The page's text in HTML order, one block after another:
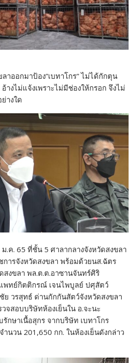
ออกมาป้อง”เบทาโกร” ไม่ได้กักตุน
างไม่แจ้งเพราะไม่มีช่องให้กรอก จึงไม่
างใด
ม.ค. 65 ที่ชั้น 5 ศาลากลางจังหวัดสงขลา
การจังหวัดสงขลา พร้อมด้วยนส.ฉัตร
งขลา พล.ต.ต.อาซานจันทร์ศิริ
พทย์กิตติกรณ์ เจนไพบูลย์ ปศุสัตว์
วรสุทธ์ ด่านกักกันสัตว์จังหวัดสงขลา
จสอบบริษัทห้องเย็นใน อ.จะนะ
รักษาเนื้อสุกร จากบริษัท เบทาโกร
นวน 201,650 กก. ในห้องเย็นดังกล่าว